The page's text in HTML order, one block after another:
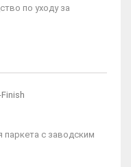
по уходу за
паркета с заводским